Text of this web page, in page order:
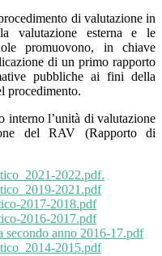
di valutazione in
valutazione esterna e le
promuovono, in chiave
di un primo rapporto
pubbliche ai fini della
procedimento.
interno l’unità di valutazione
del RAV (Rapporto di
2022.pdf.
2021.pdf
2017-2018.pdf
2016-2017.pdf
anno 2016-17.pdf
2015.pdf